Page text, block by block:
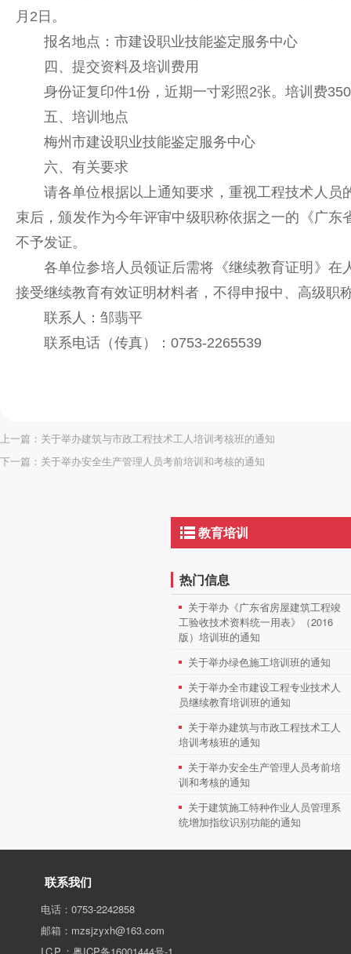
月2日。
报名地点：市建设职业技能鉴定服务中心
四、提交资料及培训费用
身份证复印件1份，近期一寸彩照2张。培训费
五、培训地点
梅州市建设职业技能鉴定服务中心
六、有关要求
请各单位根据以上通知要求，重视工程技术人
束后，颁发作为今年评审中级职称依据之一的《广
不予发证。
各单位参培人员领证后需将《继续教育证明》
接受继续教育有效证明材料者，不得申报中、高级职
联系人：邹翡平
联系电话（传真）：0753-2265539
上一篇： 关于举办建筑与市政工程技术工人培训考核班的通知
下一篇： 关于举办安全生产管理人员考前培训和考核的通知
教育培训
热门信息
关于举办《广东省房屋建筑工程竣
工验收技术资料统一用表》（2016
版）培训班的通知
关于举办绿色施工培训班的通知
关于举办全市建设工程专业技术人
员继续教育培训班的通知
关于举办建筑与市政工程技术工人
培训考核班的通知
关于举办安全生产管理人员考前培
训和考核的通知
关于建筑施工特种作业人员管理系
统增加指纹识别功能的通知
联系我们
电话：0753-2242858
邮箱：mzsjzyxh@163.com